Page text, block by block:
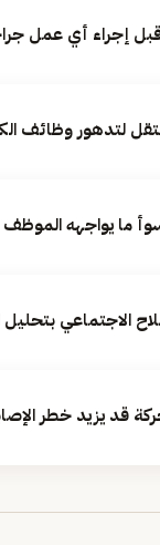
إجراء أي عمل
لتدهور وظائف
ما يواجهه الموظف
الاجتماعي
قد يزيد خطر